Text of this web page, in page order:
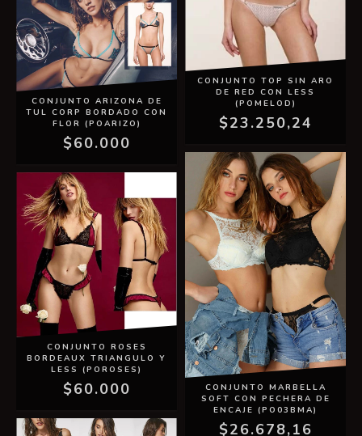
CONJUNTO TOP SIN ARO
DE RED CON LESS
(POMELOD)
$23.250,24
CONJUNTO ARIZONA DE
TUL CORP BORDADO CON
FLOR (POARIZO)
$60.000
CONJUNTO MARBELLA
SOFT CON PECHERA DE
ENCAJE (PO03BMA)
$26.678,16
CONJUNTO ROSES
BORDEAUX TRIANGULO Y
LESS (POROSES)
$60.000